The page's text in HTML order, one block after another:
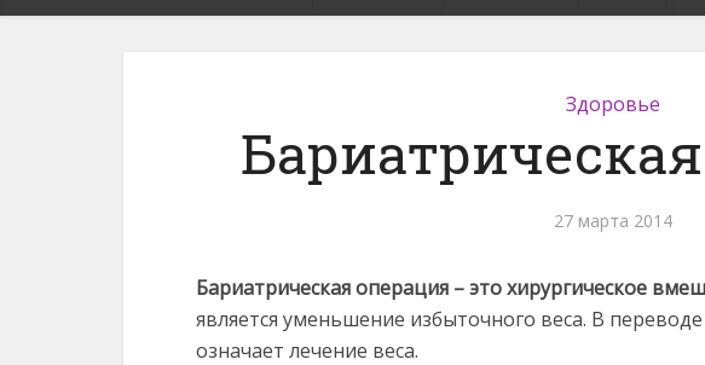
Здоровье
27 марта 2014
Бариатрическая операция – это хирургическое
является уменьшение избыточного веса. В
означает лечение веса.